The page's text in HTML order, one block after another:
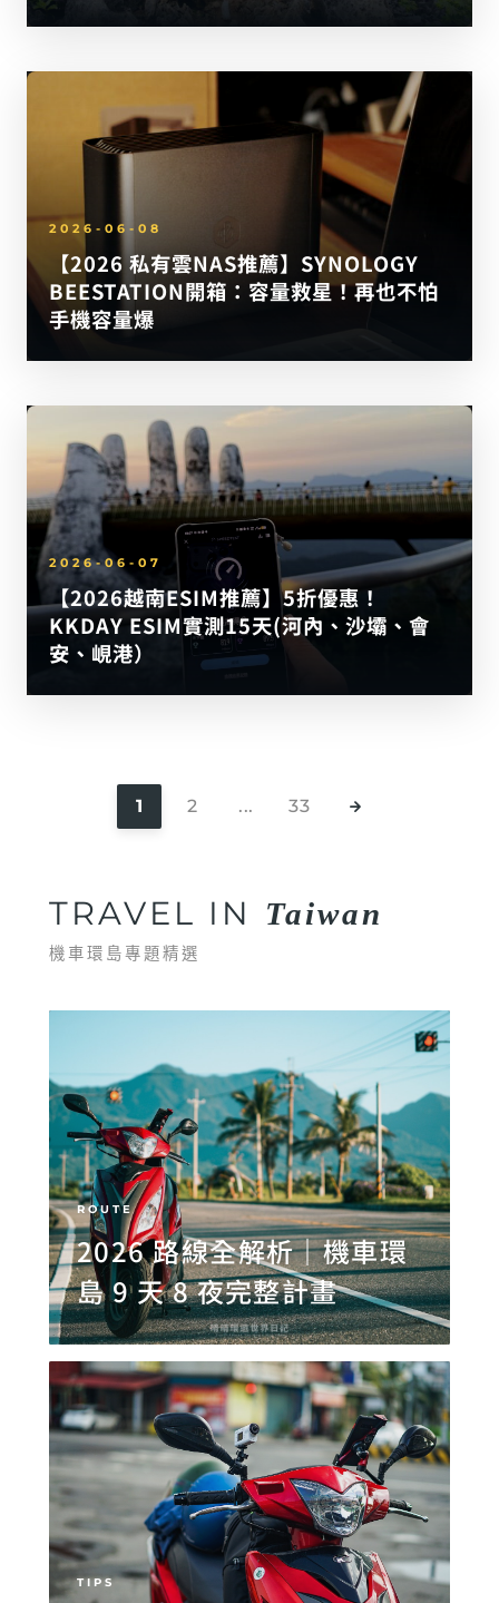
2026-06-08
【2026 私有雲NAS推薦】SYNOLOGY
BEESTATION開箱：容量救星！再也不怕
手機容量爆
2026-06-07
【2026越南ESIM推薦】5折優惠！
KKDAY ESIM實測15天(河內、沙壩、會
安、峴港）
1 2 ... 33
TRAVEL IN Taiwan
機車環島專題精選
ROUTE
2026 路線全解析｜機車環
島 9 天 8 夜完整計畫
TIPS